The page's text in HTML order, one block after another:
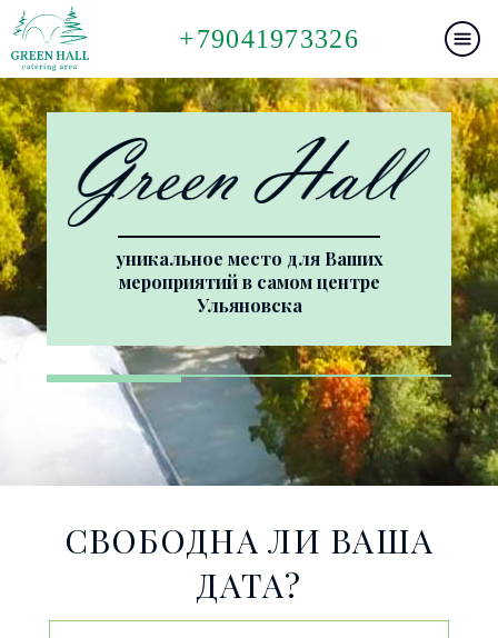
+79041973326
уникальное место для Ваших
мероприятий в самом центре
Ульяновска
СВОБОДНА ЛИ ВАША
ДАТА?